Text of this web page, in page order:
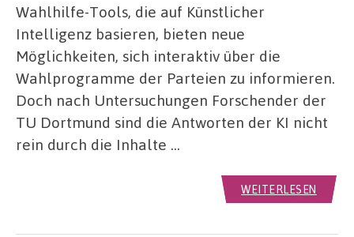
Wahlhilfe-Tools, die auf Künstlicher
Intelligenz basieren, bieten neue
Möglichkeiten, sich interaktiv über die
Wahlprogramme der Parteien zu informieren.
Doch nach Untersuchungen Forschender der
TU Dortmund sind die Antworten der KI nicht
rein durch die Inhalte …
WEITERLESEN